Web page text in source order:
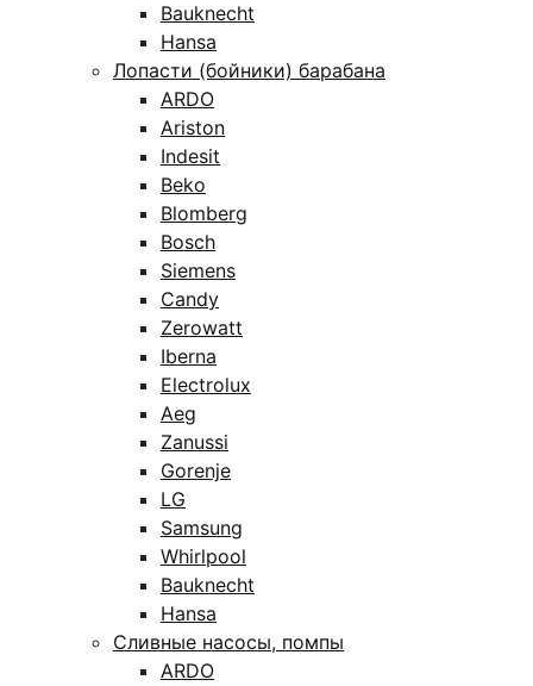
Bauknecht
Hansa
Лопасти (бойники) барабана
ARDO
Ariston
Indesit
Beko
Blomberg
Bosch
Siemens
Candy
Zerowatt
Iberna
Electrolux
Aeg
Zanussi
Gorenje
LG
Samsung
Whirlpool
Bauknecht
Hansa
Сливные насосы, помпы
ARDO